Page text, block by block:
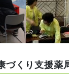
づくり支援